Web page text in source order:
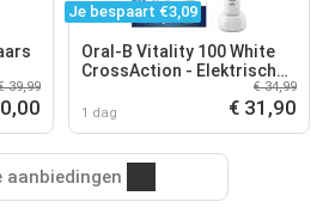
39,99
Je bespaart €3,09
Oral-B Vitality 100 White
CrossAction - Elektrische
Tandenborstel - Powered
By Braun
1 dag
€ 34,99
€ 31,90
aanbiedingen